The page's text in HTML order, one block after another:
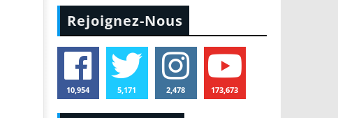
Rejoignez-Nous
10,954 5,171 2,478 173,673